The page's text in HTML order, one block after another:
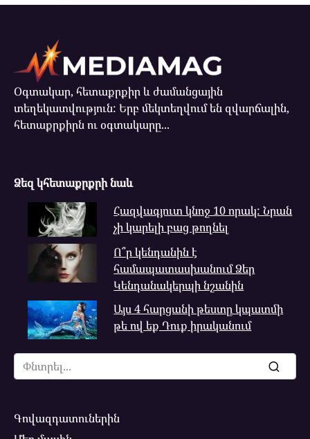
Օգտակար, հետաքրքիր և ժամանցային
տեղեկատվություն: Երբ մեկտեղվում են զվարճալին,
հետաքրքիրն ու օգտակարը...
Ձեզ կհետաքրքրի նաև
Հազվագյուտ կնոջ 10 որակ: Նրան
չի կարելի բաց թողնել
Ո՞ր կենդանին է
համապատասխանում Ձեր
Կենդանակերպի նշանին
Այս 4 հարցանի թեստը կպատմի
թե ով եք Դուք իրականում
Search
for:
Գովազդատուներին